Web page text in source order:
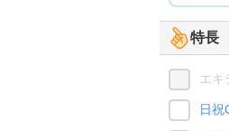
特長
エキ
日祝